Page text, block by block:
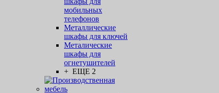
мобильных
телефонов
Металлические
шкафы для ключей
Металические
шкафы для
огнетушителей
+ ЕЩЕ 2